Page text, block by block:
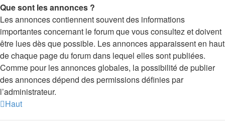
Que sont les annonces ?
Les annonces contiennent souvent des informations
importantes concernant le forum que vous consultez et doivent
être lues dès que possible. Les annonces apparaissent en haut
de chaque page du forum dans lequel elles sont publiées.
Comme pour les annonces globales, la possibilité de publier
des annonces dépend des permissions définies par
l’administrateur.
Haut